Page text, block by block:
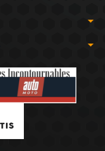
arrow_drop_down
arrow_drop_down